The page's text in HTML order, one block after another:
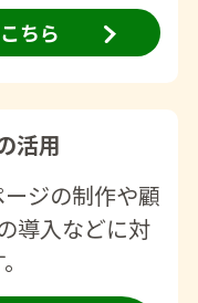
ちら
活用
ジの制作や顧
導入などに対